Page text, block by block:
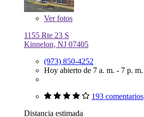
Verfotos
1155 Rte 23 S
Kinnelon, NJ 07405
(973) 850-4252
Hoy abierto de 7 a. m. - 7 p. m.
193 comentarios
Distancia estimada